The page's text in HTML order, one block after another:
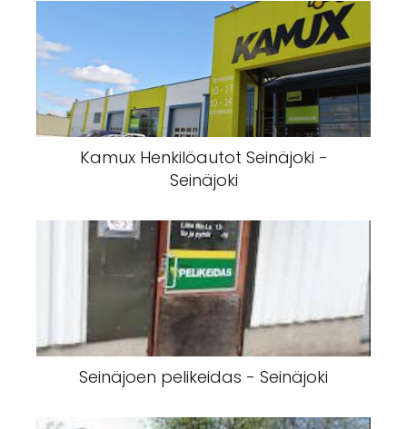
Kamux Henkilöautot Seinäjoki -
Seinäjoki
Seinäjoen pelikeidas - Seinäjoki